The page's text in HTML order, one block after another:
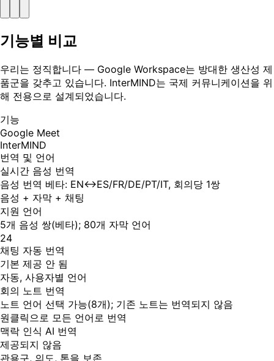
기능별 비교
우리는 정직합니다 — Google Workspace는 방대한 생산성 제
품군을 갖추고 있습니다. InterMIND는 국제 커뮤니케이션을 위
해 전용으로 설계되었습니다.
기능
Google Meet
InterMIND
번역 및 언어
실시간 음성 번역
음성 번역 베타: EN↔ES/FR/DE/PT/IT, 회의당 1쌍
음성 + 자막 + 채팅
지원 언어
5개 음성 쌍(베타); 80개 자막 언어
24
채팅 자동 번역
기본 제공 안 됨
자동, 사용자별 언어
회의 노트 번역
노트 언어 선택 가능(8개); 기존 노트는 번역되지 않음
원클릭으로 모든 언어로 번역
맥락 인식 AI 번역
제공되지 않음
관용구, 의도, 톤을 보존